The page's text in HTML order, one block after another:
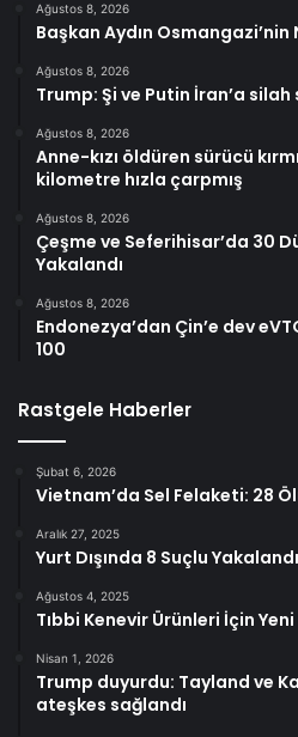
Ağustos 8, 2026
Başkan Aydın Osmangazi’nin
Ağustos 8, 2026
Trump: Şi ve Putin İran’a
Ağustos 8, 2026
Anne-kızı öldüren sürücü
kilometre hızla çarpmış
Ağustos 8, 2026
Çeşme ve Seferihisar’da 30
Yakalandı
Ağustos 8, 2026
Endonezya’dan Çin’e dev
100
Rastgele Haberler
Şubat 6, 2026
Vietnam’da Sel Felaketi: 28
Aralık 27, 2025
Yurt Dışında 8 Suçlu Yakalandı
Ağustos 4, 2025
Tıbbi Kenevir Ürünleri İçin
Nisan 1, 2026
Trump duyurdu: Tayland ve
ateşkes sağlandı